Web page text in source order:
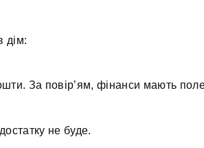
дім:
За повір’ям, фінанси мають
не буде.